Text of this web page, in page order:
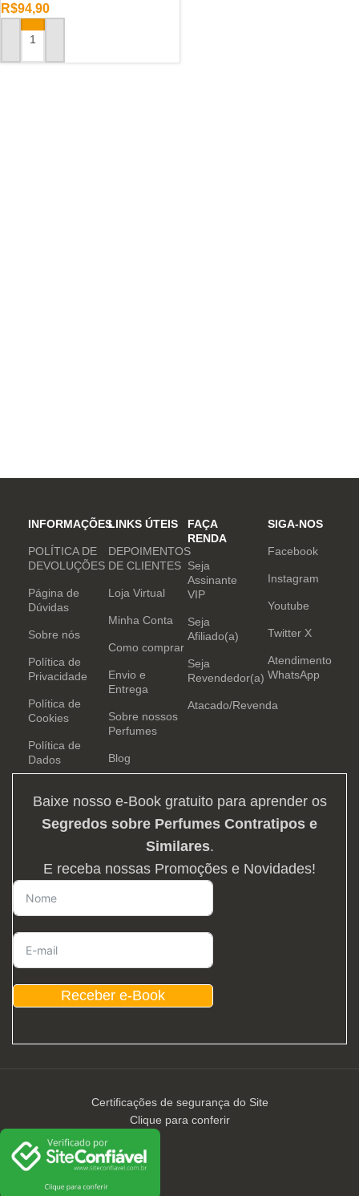
R$94,90
ADICIONAR AO CARRINHO
INFORMAÇÕES
POLÍTICA DE
DEVOLUÇÕES
Página de
Dúvidas
Sobre nós
Política de
Privacidade
Política de
Cookies
Política de
Dados
LINKS ÚTEIS
DEPOIMENTOS
DE CLIENTES
Loja Virtual
Minha Conta
Como comprar
Envio e
Entrega
Sobre nossos
Perfumes
Blog
FAÇA
RENDA
Seja
Assinante
VIP
Seja
Afiliado(a)
Seja
Revendedor(a)
Atacado/Revenda
SIGA-NOS
Facebook
Instagram
Youtube
Twitter X
Atendimento
WhatsApp
Baixe nosso e-Book gratuito para aprender os
Segredos sobre Perfumes Contratipos e
Similares.
E receba nossas Promoções e Novidades!
Receber e-Book
Certificações de segurança do Site
Clique para conferir